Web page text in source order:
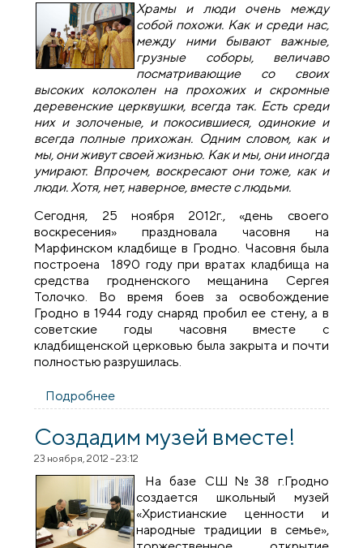
Храмы и люди очень между
собой похожи. Как и среди нас,
между ними бывают важные,
грузные соборы, величаво
посматривающие со своих
высоких колоколен на прохожих и скромные
деревенские церквушки, всегда так. Есть среди
них и золоченые, и покосившиеся, одинокие и
всегда полные прихожан. Одним словом, как и
мы, они живут своей жизнью. Как и мы, они иногда
умирают. Впрочем, воскресают они тоже, как и
люди. Хотя, нет, наверное, вместе с людьми.
Сегодня, 25 ноября 2012г., «день своего
воскресения» праздновала часовня на
Марфинском кладбище в Гродно. Часовня была
построена 1890 году при вратах кладбища на
средства гродненского мещанина Сергея
Толочко. Во время боев за освобождение
Гродно в 1944 году снаряд пробил ее стену, а в
советские годы часовня вместе с
кладбищенской церковью была закрыта и почти
полностью разрушилась.
Подробнее
Воскресения Христова в Гродно
Создадим музей вместе!
23 ноября, 2012 - 23:12
На базе СШ№38 г.Гродно
создается школьный музей
«Христианские ценности и
народные традиции в семье»,